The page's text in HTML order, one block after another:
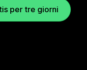
per tre giorni